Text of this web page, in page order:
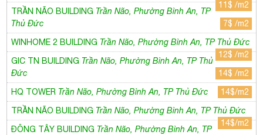
TRẦN NÃO BUILDING Trần Não, Phường Bình An, TP
Thủ Đức
7$ /m2
WINHOME 2 BUILDING Trần Não, Phường Bình An, TP Thủ Đức
12$ /m2
GIC TN BUILDING Trần Não, Phường Bình An, TP Thủ
Đức
14$ /m2
HQ TOWER Trần Não, Phường Bình An, TP Thủ Đức
14$/m2
TRẦN NÃO BUILDING Trần Não, Phường Bình An, TP Thủ Đức
14$/m2
ĐÔNG TÂY BUILDING Trần Não, Phường Bình An, TP